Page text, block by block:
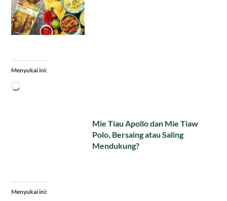
Menyukai ini:
Memuat...
Mie Tiau Apollo dan Mie Tiaw
Polo, Bersaing atau Saling
Mendukung?
Menyukai ini: